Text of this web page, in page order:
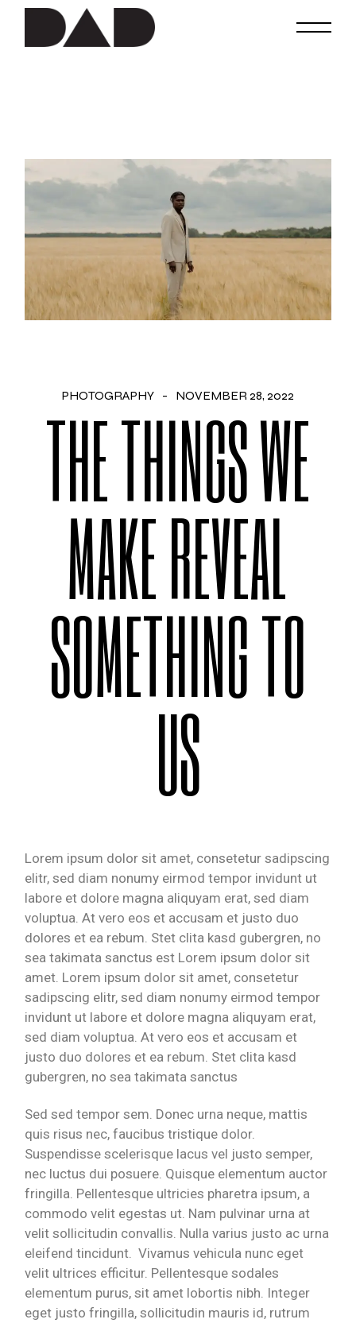
PHOTOGRAPHY NOVEMBER 28, 2022
THE THINGS WE
MAKE REVEAL
SOMETHING TO
US
Lorem ipsum dolor sit amet, consetetur sadipscing
elitr, sed diam nonumy eirmod tempor invidunt ut
labore et dolore magna aliquyam erat, sed diam
voluptua. At vero eos et accusam et justo duo
dolores et ea rebum. Stet clita kasd gubergren, no
sea takimata sanctus est Lorem ipsum dolor sit
amet. Lorem ipsum dolor sit amet, consetetur
sadipscing elitr, sed diam nonumy eirmod tempor
invidunt ut labore et dolore magna aliquyam erat,
sed diam voluptua. At vero eos et accusam et
justo duo dolores et ea rebum. Stet clita kasd
gubergren, no sea takimata sanctus
Sed sed tempor sem. Donec urna neque, mattis
quis risus nec, faucibus tristique dolor.
Suspendisse scelerisque lacus vel justo semper,
nec luctus dui posuere. Quisque elementum auctor
fringilla. Pellentesque ultricies pharetra ipsum, a
commodo velit egestas ut. Nam pulvinar urna at
velit sollicitudin convallis. Nulla varius justo ac urna
eleifend tincidunt. Vivamus vehicula nunc eget
velit ultrices efficitur. Pellentesque sodales
elementum purus, sit amet lobortis nibh. Integer
eget justo fringilla, sollicitudin mauris id, rutrum